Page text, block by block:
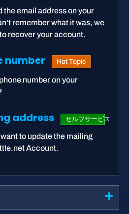
the email address on your
remember what it was, we
recover your account.
number Hot Topic
number on your
address セルフサービス
to update the mailing
Account.